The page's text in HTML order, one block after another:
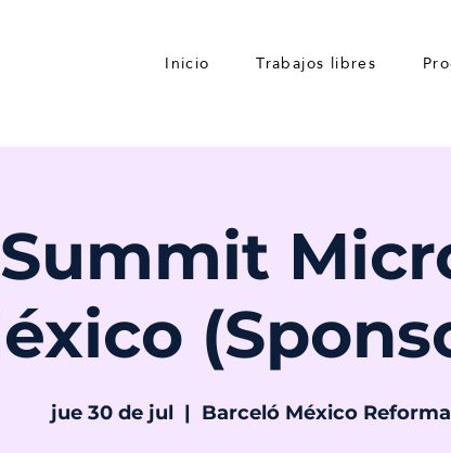
Inicio Trabajos libres
jue 30 de jul
  |
Barceló México Reforma